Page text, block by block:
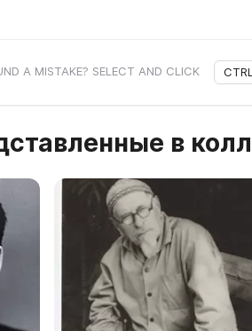
A MISTAKE? SELECT AND CLICK CTRL
в